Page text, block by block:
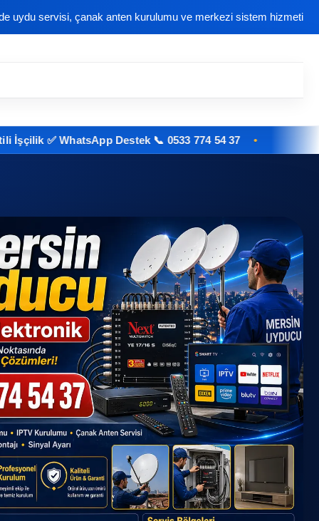
uydu servisi, çanak anten kurulumu ve merkezi sistem hizmeti
WhatsApp Destek 📞 0533 774 54 37